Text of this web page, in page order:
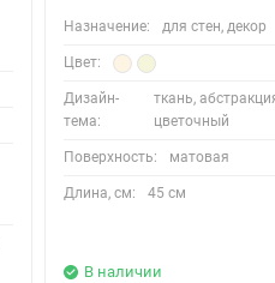
Назначение: для стен, декор
Цвет:
Дизайн-
тема:
ткань,
цветочный
Поверхность: матовая
Длина, см: 45 см
В наличии